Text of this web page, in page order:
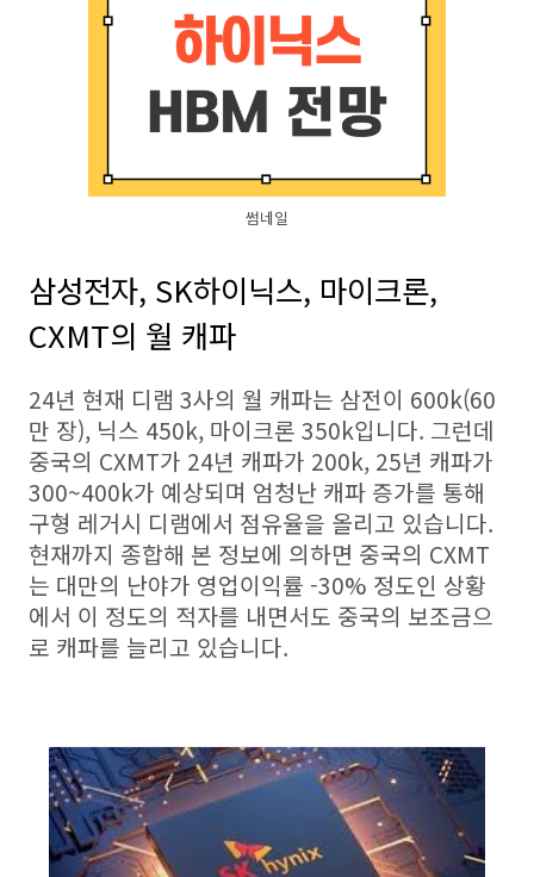
썸네일
삼성전자, SK하이닉스, 마이크론,
CXMT의 월 캐파
24년 현재 디램 3사의 월 캐파는 삼전이 600k(60
만 장), 닉스 450k, 마이크론 350k입니다. 그런데
중국의 CXMT가 24년 캐파가 200k, 25년 캐파가
300~400k가 예상되며 엄청난 캐파 증가를 통해
구형 레거시 디램에서 점유율을 올리고 있습니다.
현재까지 종합해 본 정보에 의하면 중국의 CXMT
는 대만의 난야가 영업이익률 -30% 정도인 상황
에서 이 정도의 적자를 내면서도 중국의 보조금으
로 캐파를 늘리고 있습니다.